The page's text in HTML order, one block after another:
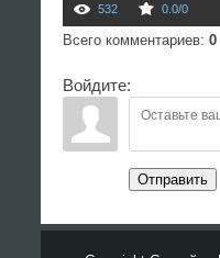
532 0.0/0
Всего комментариев: 0
Войдите:
Отправить